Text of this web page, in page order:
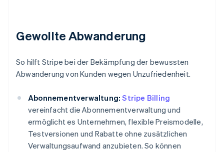
Gewollte Abwanderung
So hilft Stripe bei der Bekämpfung der bewussten
Abwanderung von Kunden wegen Unzufriedenheit.
Abonnementverwaltung: Stripe Billing
vereinfacht die Abonnementverwaltung und
ermöglicht es Unternehmen, flexible Preismodelle,
Testversionen und Rabatte ohne zusätzlichen
Verwaltungsaufwand anzubieten. So können